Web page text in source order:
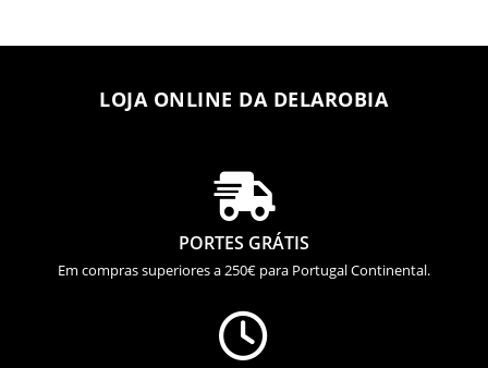
LOJA ONLINE DA DELAROBIA

PORTES GRÁTIS
Em compras superiores a 250€ para Portugal Continental.
